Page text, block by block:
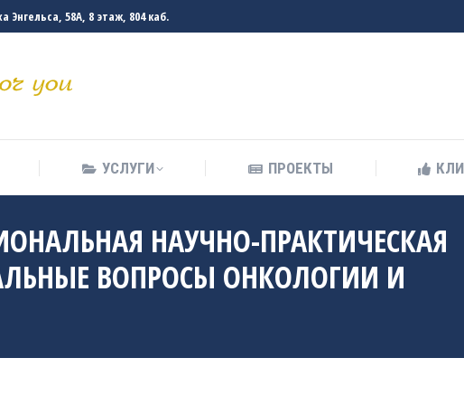
Энгельса, 58А, 8 этаж, 804 каб.
УСЛУГИ ПРОЕКТЫ
НАУЧНО-ПРАКТИЧЕСКАЯ
ВОПРОСЫ ОНКОЛОГИИ И
УСЛУГИ ПРОЕКТЫ